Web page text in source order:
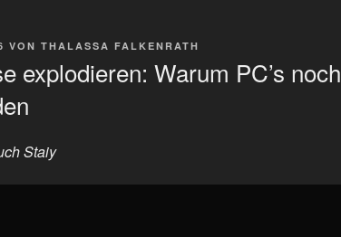
VON THALASSA FALKENRATH
explodieren: Warum PC’s noch
Staiy